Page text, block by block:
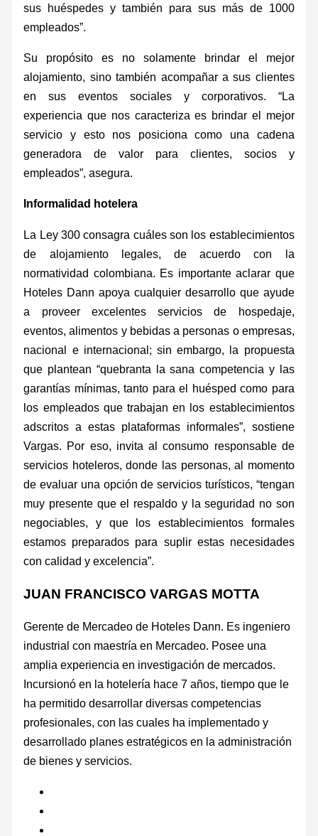
sus huéspedes y también para sus más de 1000
empleados”.
Su propósito es no solamente brindar el mejor
alojamiento, sino también acompañar a sus clientes
en sus eventos sociales y corporativos. “La
experiencia que nos caracteriza es brindar el mejor
servicio y esto nos posiciona como una cadena
generadora de valor para clientes, socios y
empleados”, asegura.
Informalidad hotelera
La Ley 300 consagra cuáles son los establecimientos
de alojamiento legales, de acuerdo con la
normatividad colombiana. Es importante aclarar que
Hoteles Dann apoya cualquier desarrollo que ayude
a proveer excelentes servicios de hospedaje,
eventos, alimentos y bebidas a personas o empresas,
nacional e internacional; sin embargo, la propuesta
que plantean “quebranta la sana competencia y las
garantías mínimas, tanto para el huésped como para
los empleados que trabajan en los establecimientos
adscritos a estas plataformas informales”, sostiene
Vargas. Por eso, invita al consumo responsable de
servicios hoteleros, donde las personas, al momento
de evaluar una opción de servicios turísticos, “tengan
muy presente que el respaldo y la seguridad no son
negociables, y que los establecimientos formales
estamos preparados para suplir estas necesidades
con calidad y excelencia”.
JUAN FRANCISCO VARGAS MOTTA
Gerente de Mercadeo de Hoteles Dann. Es ingeniero
industrial con maestría en Mercadeo. Posee una
amplia experiencia en investigación de mercados.
Incursionó en la hotelería hace 7 años, tiempo que le
ha permitido desarrollar diversas competencias
profesionales, con las cuales ha implementado y
desarrollado planes estratégicos en la administración
de bienes y servicios.